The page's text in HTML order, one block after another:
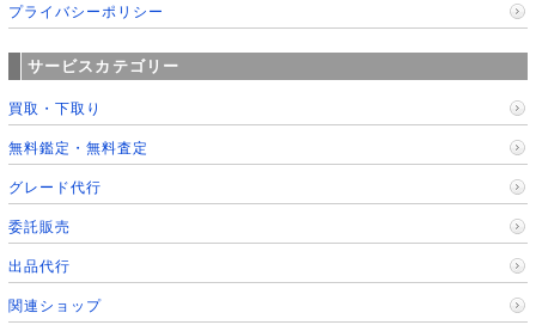
プライバシーポリシー
サービスカテゴリー
買取・下取り
無料鑑定・無料査定
グレード代行
委託販売
出品代行
関連ショップ